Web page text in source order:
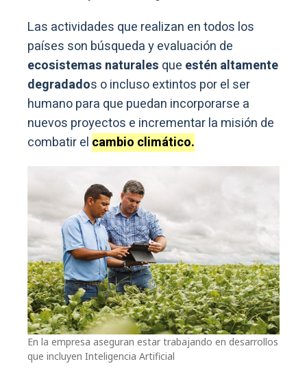
Las actividades que realizan en todos los
países son búsqueda y evaluación de
ecosistemas naturales que estén altamente
degradados o incluso extintos por el ser
humano para que puedan incorporarse a
nuevos proyectos e incrementar la misión de
combatir el cambio climático.
En la empresa aseguran estar trabajando en desarrollos
que incluyen Inteligencia Artificial